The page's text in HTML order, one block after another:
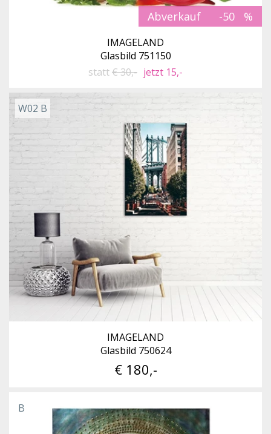
Abverkauf -50
IMAGELAND
Glasbild 751150
statt€ 30,- jetzt 15,-
W02 B
IMAGELAND
Glasbild 750624
€ 180,-
B